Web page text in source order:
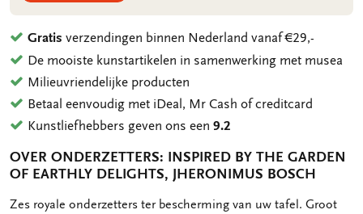
Gratis verzendingen binnen Nederland vanaf €29,-
De mooiste kunstartikelen in samenwerking met musea
Milieuvriendelijke producten
Betaal eenvoudig met iDeal, Mr Cash of creditcard
Kunstliefhebbers geven ons een9.2
OVER ONDERZETTERS: INSPIRED BY THE GARDEN
OF EARTHLY DELIGHTS, JHERONIMUS BOSCH
OMSCHRIJVING
Zes royale onderzetters ter bescherming van uw tafel. Groot